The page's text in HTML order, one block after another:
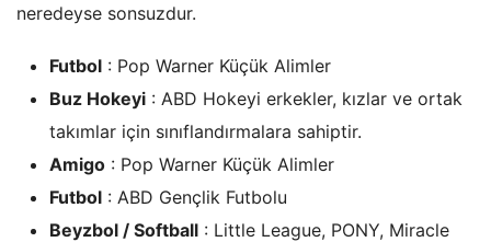
neredeyse sonsuzdur.
Futbol : Pop Warner Küçük Alimler
Buz Hokeyi : ABD Hokeyi erkekler, kızlar ve ortak
takımlar için sınıflandırmalara sahiptir.
Amigo : Pop Warner Küçük Alimler
Futbol : ABD Gençlik Futbolu
Beyzbol / Softball : Little League, PONY, Miracle